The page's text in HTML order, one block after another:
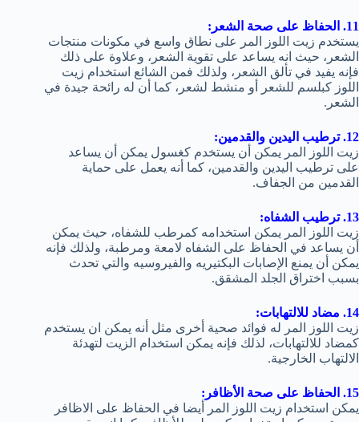
11. الحفاظ على صحة الشعر:
يستخدم زيت اللوز المر على نطاق واسع في مكونات منتجات
الشعر، حيث انه يساعد على تقوية الشعر، وعلاوة على ذلك
فإنه يفيد في تألق الشعر، ولذلك فمن الشائع استخدام زيت
اللوز كبلسم للشعر أو منشط لشعر، كما أن له رائحة جيدة في
الشعر.
12. ترطيب اليدين والقدمين:
زيت اللوز المر يمكن أن يستخدم كغسول يمكن أن يساعد
على ترطيب اليدين والقدمين، كما أنه يعمل على حماية
القدمين من الجفاف.
13. ترطيب الشفاه:
زيت اللوز المر يمكن استخدامه كمرطب للشفاه، حيث يمكن
أن يساعد في الحفاظ على الشفاه لامعة ومرطبة، ولذلك فإنه
يمكن أن يمنع الإصابات البكتيريه والفيروسيه والتي تحدث
بسبب اختراق الجلد المشقق.
14. مضاد للالتهابات:
زيت اللوز المر له فوائد صحية أخرى مثل أنه يمكن ان يستخدم
كمضاد للالتهابات، لذلك فإنه يمكن استخدام الزيت لتهدئة
الالتهاب الخارجية.
15. الحفاظ على صحة الأظافر:
يمكن استخدام زيت اللوز المر أيضا في الحفاظ على الاظافر